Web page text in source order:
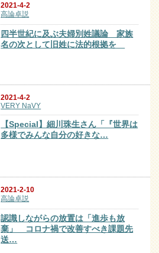
2021-4-2
高論卓説
四半世紀に及ぶ夫婦別姓議論 家族
名の次として旧姓に法的根拠を
2021-4-2
VERY NaVY
【Special】細川珠生さん「『世界は
多様でみんな自分の好きな…
2021-2-10
高論卓説
認識しながらの放置は「進歩も放
棄」 コロナ禍で改善すべき課題先
送…